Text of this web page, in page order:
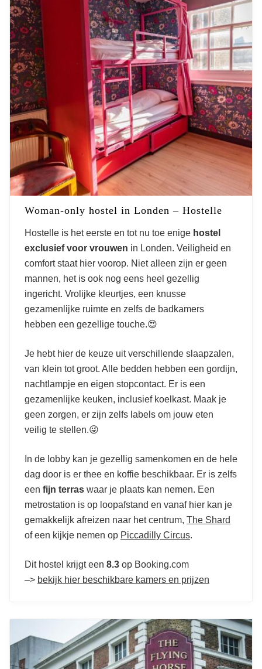
Woman-only hostel in Londen – Hostelle
Hostelle is het eerste en tot nu toe enige hostel
exclusief voor vrouwen in Londen. Veiligheid en
comfort staat hier voorop. Niet alleen zijn er geen
mannen, het is ook nog eens heel gezellig
ingericht. Vrolijke kleurtjes, een knusse
gezamenlijke ruimte en zelfs de badkamers
hebben een gezellige touche.😍
Je hebt hier de keuze uit verschillende slaapzalen,
van klein tot groot. Alle bedden hebben een gordijn,
nachtlampje en eigen stopcontact. Er is een
gezamenlijke keuken, inclusief koelkast. Maak je
geen zorgen, er zijn zelfs labels om jouw eten
veilig te stellen.😜
In de lobby kan je gezellig samenkomen en de hele
dag door is er thee en koffie beschikbaar. Er is zelfs
een fijn terras waar je plaats kan nemen. Een
metrostation is op loopafstand en vanaf hier kan je
gemakkelijk afreizen naar het centrum, The Shard
of een kijkje nemen op Piccadilly Circus.
Dit hostel krijgt een 8.3 op Booking.com
–> bekijk hier beschikbare kamers en prijzen